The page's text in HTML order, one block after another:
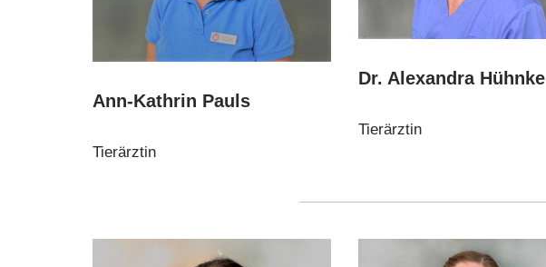
Ann-Kathrin Pauls
Tierärztin
Dr. Alexandra Hühnke
Tierärztin